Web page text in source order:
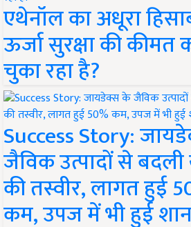
एथेनॉल का अधूरा
ऊर्जा सुरक्षा की कीमत
चुका रहा है?
Success Story:
जैविक उत्पादों से
की तस्वीर, लागत हुई
कम, उपज में भी हुई